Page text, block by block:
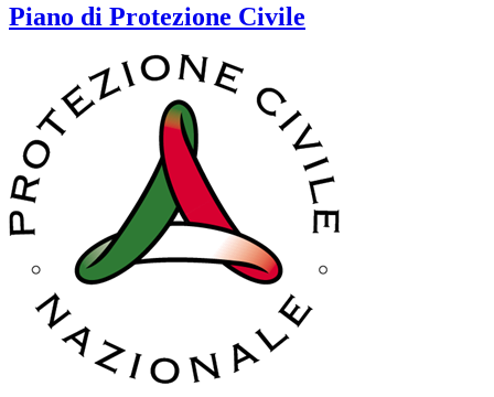
Piano di Protezione Civile